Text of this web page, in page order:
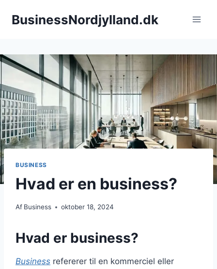
BusinessNordjylland.dk
BUSINESS
Hvad er en business?
Af Business oktober 18, 2024
Hvad er business?
Business refererer til en kommerciel eller